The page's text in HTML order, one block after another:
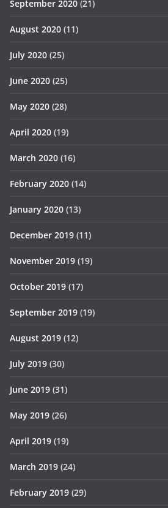
September 2020 (21)
August 2020 (11)
July 2020 (25)
June 2020 (25)
May 2020 (28)
April 2020 (19)
March 2020 (16)
February 2020 (14)
January 2020 (13)
December 2019 (11)
November 2019 (19)
October 2019 (17)
September 2019 (19)
August 2019 (12)
July 2019 (30)
June 2019 (31)
May 2019 (26)
April 2019 (19)
March 2019 (24)
February 2019 (29)